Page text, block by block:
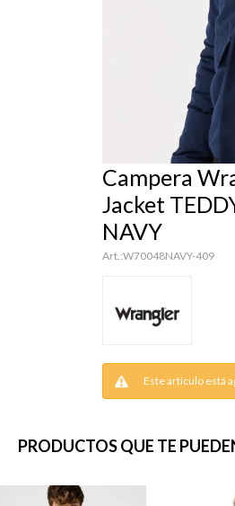
Campera
Jacket
NAVY
W70048NAVY-409
Este artículo está
PRODUCTOS QUE TE